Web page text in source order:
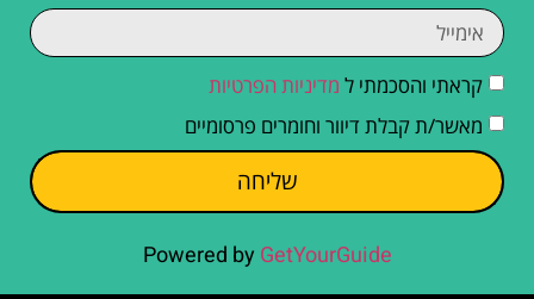
קראתי והסכמתי ל מדיניות הפרטיות
מאשר/ת קבלת דיוור וחומרים פרסומיים
שליחה
Powered by GetYourGuide